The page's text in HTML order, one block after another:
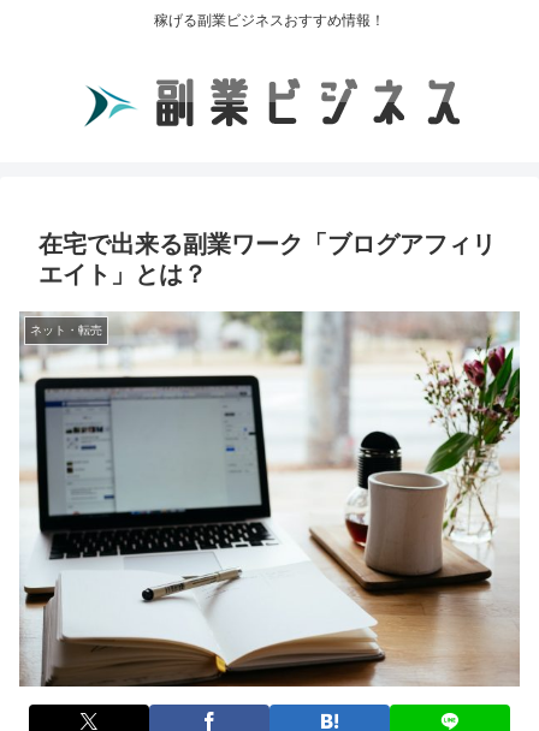
稼げる副業ビジネスおすすめ情報！
在宅で出来る副業ワーク「ブログアフィリ
エイト」とは？
ネット・転売